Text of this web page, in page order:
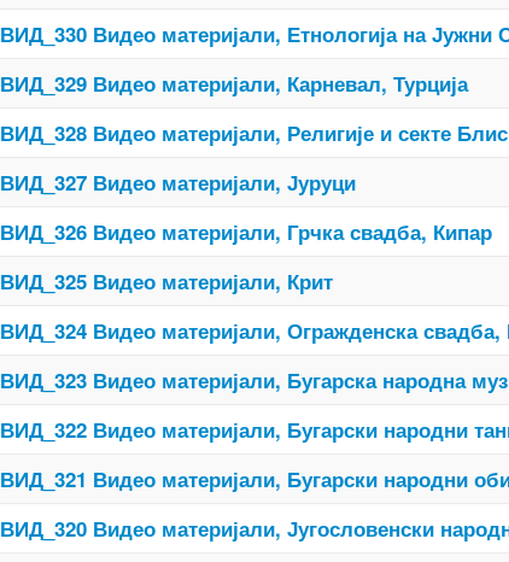
ВИД_330 Видео материјали, Етнологија на Јужни
ВИД_329 Видео материјали, Карневал, Турција
ВИД_328 Видео материјали, Религије и секте
ВИД_327 Видео материјали, Јуруци
ВИД_326 Видео материјали, Грчка свадба, Кипар
ВИД_325 Видео материјали, Крит
ВИД_324 Видео материјали, Огражденска свадба,
ВИД_323 Видео материјали, Бугарска народна
ВИД_322 Видео материјали, Бугарски народни
ВИД_321 Видео материјали, Бугарски народни
ВИД_320 Видео материјали, Југословенски